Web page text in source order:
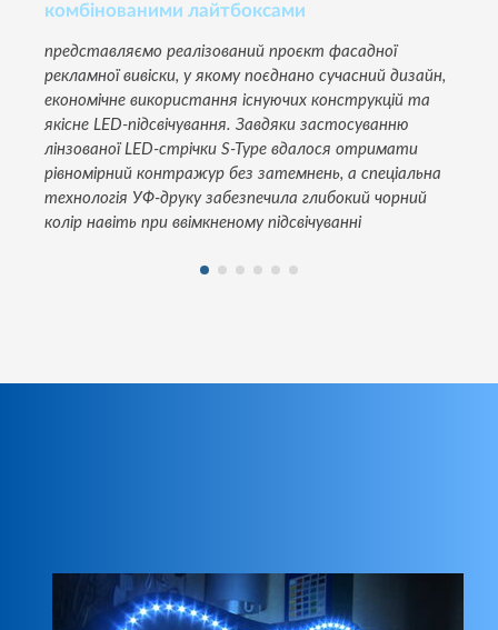
комбінованими лайтбоксами
представляємо реалізований проєкт фасадної
рекламної вивіски, у якому поєднано сучасний дизайн,
економічне використання існуючих конструкцій та
якісне LED-підсвічування. Завдяки застосуванню
лінзованої LED-стрічки S-Type вдалося отримати
рівномірний контражур без затемнень, а спеціальна
технологія УФ-друку забезпечила глибокий чорний
колір навіть при ввімкненому підсвічуванні